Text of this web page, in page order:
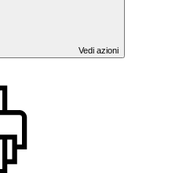
Vedi azioni